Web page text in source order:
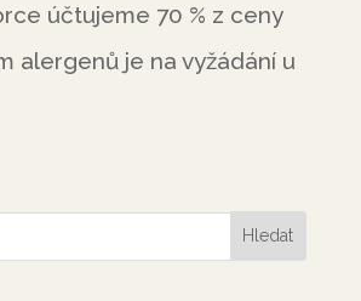
účtujeme 70 % z ceny
alergenů je na vyžádání u